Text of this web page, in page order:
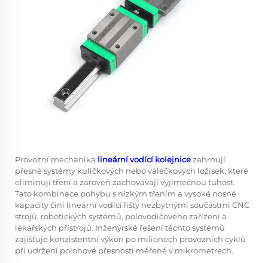
Provozní mechanika lineární vodící kolejnicezahrnují
přesné systémy kuličkových nebo válečkových ložisek, které
eliminují tření a zároveň zachovávají výjimečnou tuhost.
Tato kombinace pohybu s nízkým třením a vysoké nosné
kapacity činí lineární vodící lišty nezbytnými součástmi CNC
strojů, robotických systémů, polovodičového zařízení a
lékařských přístrojů. Inženýrské řešení těchto systémů
zajišťuje konzistentní výkon po milionech provozních cyklů
při udržení polohové přesnosti měřené v mikrometrech.